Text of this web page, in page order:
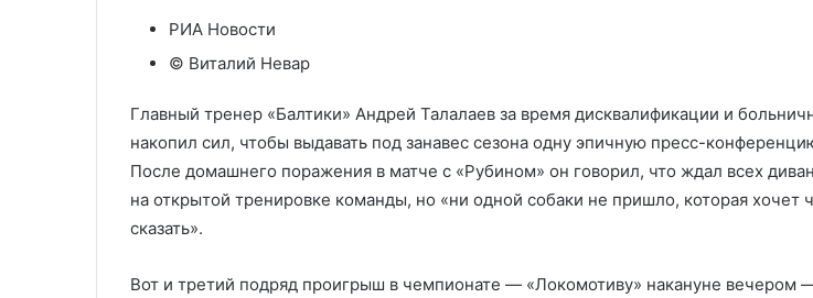
РИА Новости
© Виталий Невар
Главный тренер «Балтики» Андрей Талалаев за время дисквалификации и
накопил сил, чтобы выдавать под занавес сезона одну эпичную пресс-
После домашнего поражения в матче с «Рубином» он говорил, что ждал всех
на открытой тренировке команды, но «ни одной собаки не пришло, которая хочет
сказать».
Вот и третий подряд проигрыш в чемпионате — «Локомотиву» накануне вечером